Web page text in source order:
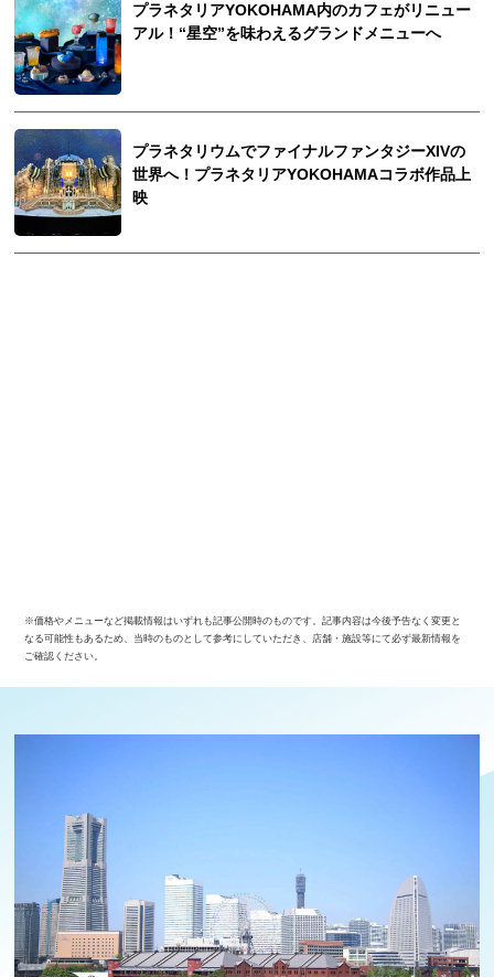
プラネタリアYOKOHAMA内のカフェがリニュー
アル！“星空”を味わえるグランドメニューへ
プラネタリウムでファイナルファンタジーXIVの
世界へ！プラネタリアYOKOHAMAコラボ作品上
映
※価格やメニューなど掲載情報はいずれも記事公開時のものです。記事内容は今後予告なく変更と
なる可能性もあるため、当時のものとして参考にしていただき、店舗・施設等にて必ず最新情報を
ご確認ください。